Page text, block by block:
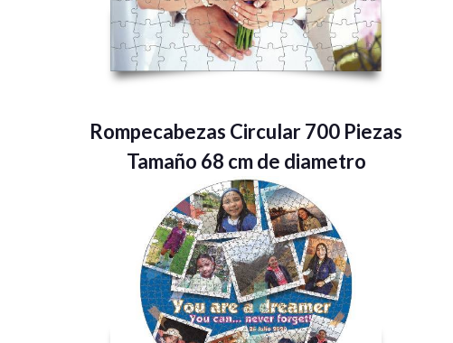
Rompecabezas Circular 700 Piezas
Tamaño 68 cm de diametro